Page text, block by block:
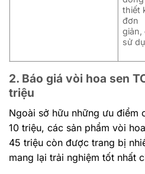
thiết
đơn
giản,
sử
2. Báo giá vòi hoa sen
triệu
Ngoài sở hữu những ưu điểm
10 triệu, các sản phẩm vòi
45 triệu còn được trang bị
mang lại trải nghiệm tốt nhất